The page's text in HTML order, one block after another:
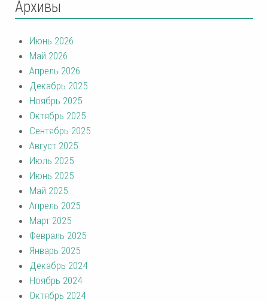
Архивы
Июнь 2026
Май 2026
Апрель 2026
Декабрь 2025
Ноябрь 2025
Октябрь 2025
Сентябрь 2025
Август 2025
Июль 2025
Июнь 2025
Май 2025
Апрель 2025
Март 2025
Февраль 2025
Январь 2025
Декабрь 2024
Ноябрь 2024
Октябрь 2024